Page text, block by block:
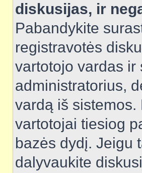
diskusijas, ir
Pabandykite
registravotės
vartotojo vardas ir
administratorius,
vardą iš
vartotojai tiesiog
bazės dydį. Jeigu
dalyvaukite